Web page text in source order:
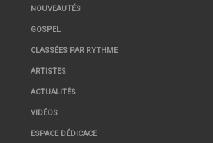
NOUVEAUTÉS
GOSPEL
CLASSÉES PAR RYTHME
ARTISTES
ACTUALITÉS
VIDÉOS
ESPACE DÉDICACE